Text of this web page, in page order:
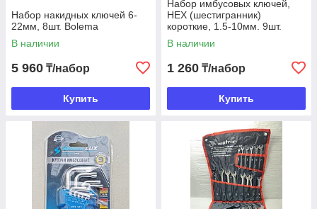
Набор накидных ключей 6-
22мм, 8шт. Bolema
В наличии
5 960 ₸/набор
Купить
Набор имбусовых ключей,
HEX (шестигранник)
короткие, 1.5-10мм. 9шт.
SPARK LUX
В наличии
1 260 ₸/набор
Купить